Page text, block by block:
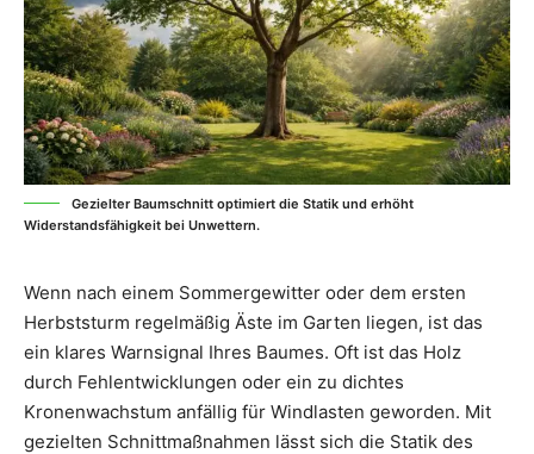
Gezielter Baumschnitt optimiert die Statik und erhöht
Widerstandsfähigkeit bei Unwettern.
Wenn nach einem Sommergewitter oder dem ersten
Herbststurm regelmäßig Äste im Garten liegen, ist das
ein klares Warnsignal Ihres Baumes. Oft ist das Holz
durch Fehlentwicklungen oder ein zu dichtes
Kronenwachstum anfällig für Windlasten geworden. Mit
gezielten Schnittmaßnahmen lässt sich die Statik des